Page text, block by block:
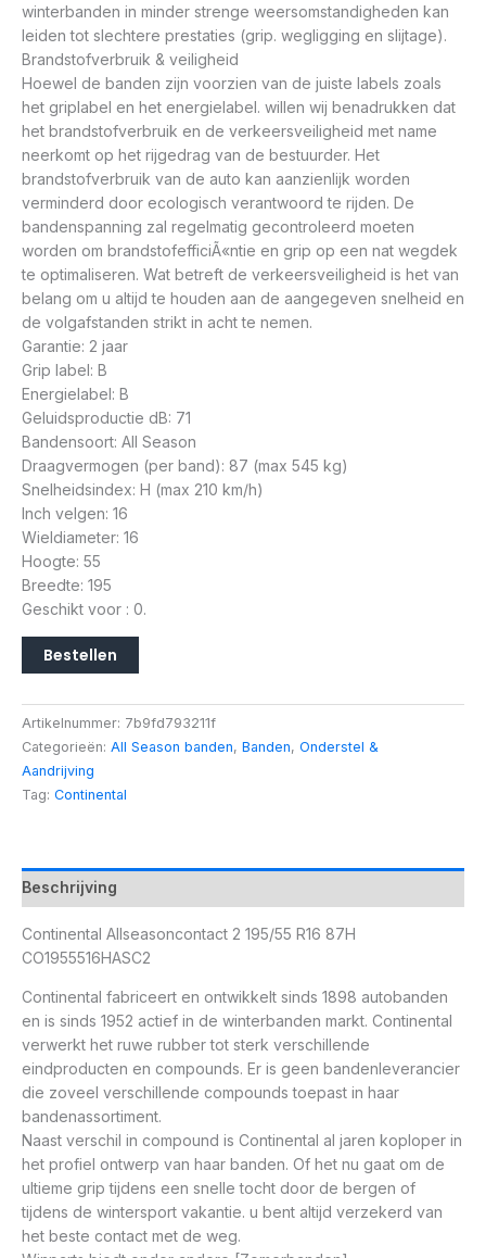
winterbanden in minder strenge weersomstandigheden kan
leiden tot slechtere prestaties (grip. wegligging en slijtage).
Brandstofverbruik & veiligheid
Hoewel de banden zijn voorzien van de juiste labels zoals
het griplabel en het energielabel. willen wij benadrukken dat
het brandstofverbruik en de verkeersveiligheid met name
neerkomt op het rijgedrag van de bestuurder. Het
brandstofverbruik van de auto kan aanzienlijk worden
verminderd door ecologisch verantwoord te rijden. De
bandenspanning zal regelmatig gecontroleerd moeten
worden om brandstofefficiÃ«ntie en grip op een nat wegdek
te optimaliseren. Wat betreft de verkeersveiligheid is het van
belang om u altijd te houden aan de aangegeven snelheid en
de volgafstanden strikt in acht te nemen.
Garantie: 2 jaar
Grip label: B
Energielabel: B
Geluidsproductie dB: 71
Bandensoort: All Season
Draagvermogen (per band): 87 (max 545 kg)
Snelheidsindex: H (max 210 km/h)
Inch velgen: 16
Wieldiameter: 16
Hoogte: 55
Breedte: 195
Geschikt voor : 0.
Bestellen
Artikelnummer: 7b9fd793211f
Categorieën: All Season banden, Banden, Onderstel &
Aandrijving
Tag: Continental
Beschrijving
Continental Allseasoncontact 2 195/55 R16 87H
CO1955516HASC2
Continental fabriceert en ontwikkelt sinds 1898 autobanden
en is sinds 1952 actief in de winterbanden markt. Continental
verwerkt het ruwe rubber tot sterk verschillende
eindproducten en compounds. Er is geen bandenleverancier
die zoveel verschillende compounds toepast in haar
bandenassortiment.
Naast verschil in compound is Continental al jaren koploper in
het profiel ontwerp van haar banden. Of het nu gaat om de
ultieme grip tijdens een snelle tocht door de bergen of
tijdens de wintersport vakantie. u bent altijd verzekerd van
het beste contact met de weg.